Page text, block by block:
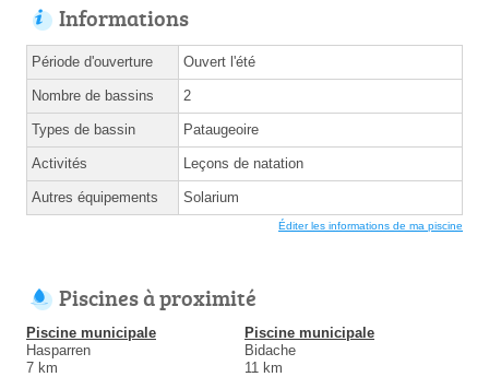
Informations
Période d'ouverture Ouvert l'été
Nombre de bassins 2
Types de bassin Pataugeoire
Activités Leçons de natation
Autres équipements Solarium
Éditer les informations de ma piscine
Piscines à proximité
Piscine municipale
Hasparren
7 km
Piscine municipale
Bidache
11 km